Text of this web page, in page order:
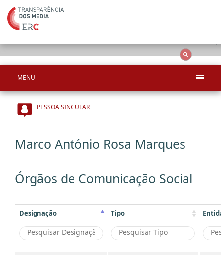
MENU
PESSOA SINGULAR
Marco António Rosa Marques
Órgãos de Comunicação Social
Designação Tipo